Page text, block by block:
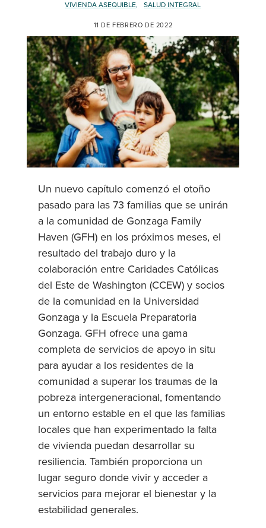
VIVIENDA ASEQUIBLE, SALUD INTEGRAL
11 DE FEBRERO DE 2022
Un nuevo capítulo comenzó el otoño
pasado para las 73 familias que se unirán
a la comunidad de Gonzaga Family
Haven (GFH) en los próximos meses, el
resultado del trabajo duro y la
colaboración entre Caridades Católicas
del Este de Washington (CCEW) y socios
de la comunidad en la Universidad
Gonzaga y la Escuela Preparatoria
Gonzaga. GFH ofrece una gama
completa de servicios de apoyo in situ
para ayudar a los residentes de la
comunidad a superar los traumas de la
pobreza intergeneracional, fomentando
un entorno estable en el que las familias
locales que han experimentado la falta
de vivienda puedan desarrollar su
resiliencia. También proporciona un
lugar seguro donde vivir y acceder a
servicios para mejorar el bienestar y la
estabilidad generales.